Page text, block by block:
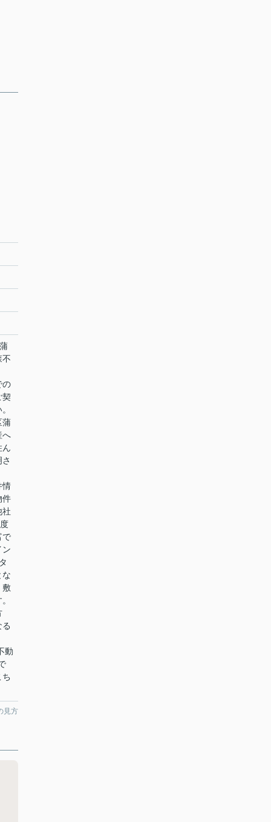
不
の
契
蒲
へ
ん
情
件
社
で
ン
な
敷
動
ち
見方